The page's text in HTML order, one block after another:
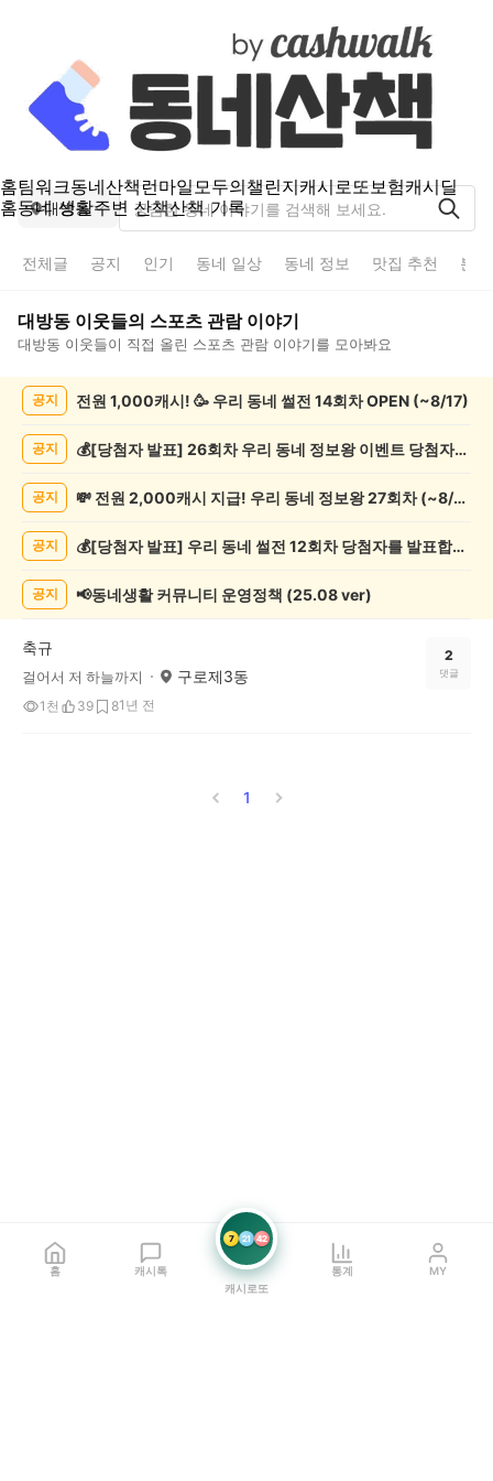
홈팀워크동네산책런마일모두의챌린지캐시로또보험캐시딜
홈동네 생활주변 산책산책 기록
대방동
전체글 공지 인기 동네 일상 동네 정보 맛집 추천 분
대방동 이웃들의 스포츠 관람이야기
대방동 이웃들이 직접 올린 스포츠 관람 이야기를 모아봐요
목
공지 전원 1,000캐시! 🥳 우리 동네 썰전 14회차 OPEN (~8/17)
공지 💰[당첨자 발표] 26회차 우리 동네 정보왕 이벤트 당첨자를 발표합니다!
공지 💸 전원 2,000캐시 지급! 우리 동네 정보왕 27회차 (~8/10)
공지 💰[당첨자 발표] 우리 동네 썰전 12회차 당첨자를 발표합니다!
공지 📢동네생활 커뮤니티 운영정책 (25.08 ver)
축규
걸어서 저 하늘까지 구로제3동
1천 39 81년 전
2
댓글
1
홈 캐시톡
7 21 42
캐시로또
통계 MY